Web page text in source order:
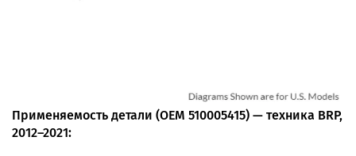
Применяемость детали (OEM 510005415) — техника BRP,
2012–2021: